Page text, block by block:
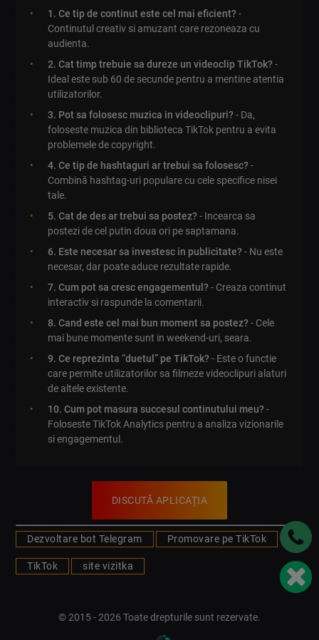
1. Ce tip de continut este cel mai eficient?-
Continutul creativ si amuzant care rezoneaza cu
audienta.
2. Cat timp trebuie sa dureze un videoclip TikTok?-
Ideal este sub 60 de secunde pentru a mentine atentia
utilizatorilor.
3. Pot sa folosesc muzica in videoclipuri?- Da,
foloseste muzica din biblioteca TikTok pentru a evita
problemele de copyright.
4. Ce tip de hashtaguri ar trebui sa folosesc?-
Combină hashtag-uri populare cu cele specifice nisei
tale.
5. Cat de des ar trebui sa postez?- Incearca sa
postezi de cel putin doua ori pe saptamana.
6. Este necesar sa investesc in publicitate?- Nu este
necesar, dar poate aduce rezultate rapide.
7. Cum pot sa cresc engagementul?- Creaza continut
interactiv si raspunde la comentarii.
8. Cand este cel mai bun moment sa postez?- Cele
mai bune momente sunt in weekend-uri, seara.
9. Ce reprezinta “duetul” pe TikTok?- Este o functie
care permite utilizatorilor sa filmeze videoclipuri alaturi
de altele existente.
10. Cum pot masura succesul continutului meu?-
Foloseste TikTok Analytics pentru a analiza vizionarile
si engagementul.
DISCUTĂ APLICAȚIA
Dezvoltare bot Telegram Promovare pe TikTok
TikTok site vizitka
© 2015 - 2026 Toate drepturile sunt rezervate.